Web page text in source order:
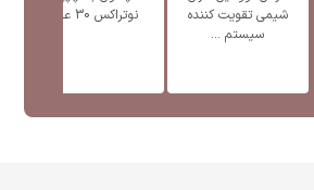
شیمی تقویت کننده
سیستم ...
نوتراکس 30 عدد